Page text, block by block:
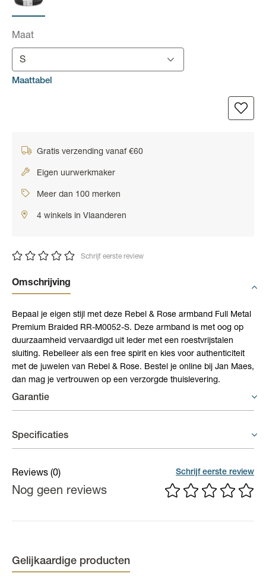
Maat
S
Maattabel
Gratis verzending vanaf €60
Eigen uurwerkmaker
Meer dan 100 merken
4 winkels in Vlaanderen
Schrijf eerste review
Omschrijving
Bepaal je eigen stijl met deze Rebel & Rose armband Full Metal
Premium Braided RR-M0052-S. Deze armband is met oog op
duurzaamheid vervaardigd uit leder met een roestvrijstalen
sluiting. Rebelleer als een free spirit en kies voor authenticiteit
met de juwelen van Rebel & Rose. Bestel je online bij Jan Maes,
dan mag je vertrouwen op een verzorgde thuislevering.
Garantie
Specificaties
Breedte
Materiaal Staal, Leder
Reviews (0) Schrijf eerste review
Nog geen reviews
Gelijkaardige producten